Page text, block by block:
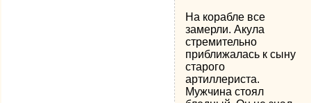
На корабле все
замерли. Акула
стремительно
приближалась к сыну
старого
артиллериста.
Мужчина стоял